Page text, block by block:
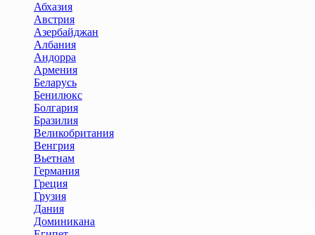
Абхазия
Австрия
Азербайджан
Албания
Андорра
Армения
Беларусь
Бенилюкс
Болгария
Бразилия
Великобритания
Венгрия
Вьетнам
Германия
Греция
Грузия
Дания
Доминикана